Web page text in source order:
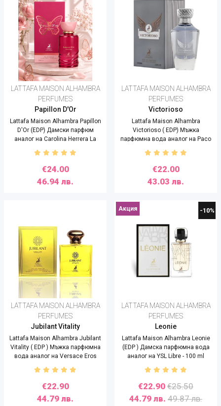
LATTAFA MAISON ALHAMBRA
PERFUMES
Papillon D'Or
Lattafa Maison Alhambra Papillon
D'Or (EDP) Дамски парфюм
аналог на Carolina Herrera La
Bomba - 100 ml
€24.00
46.94 лв.
LATTAFA MAISON ALHAMBRA
PERFUMES
Victorioso
Lattafa Maison Alhambra
Victorioso ( EDP) Мъжка
парфюмна вода аналог на Paco
Rabanne Invictus - 100 ml
€22.00
43.03 лв.
LATTAFA MAISON ALHAMBRA
PERFUMES
Jubilant Vitality
Lattafa Maison Alhambra Jubilant
Vitality ( EDP ) Мъжка парфюмна
вода аналог на Versace Eros
Energi - 100 ml
€22.90
44.79 лв.
-10%
Акция
LATTAFA MAISON ALHAMBRA
PERFUMES
Leonie
Lattafa Maison Alhambra Leonie
(EDP ) Дамска парфюмна вода
аналог на YSL Libre - 100 ml
€22.90 €25.50
44.79 лв. 49.87 лв.